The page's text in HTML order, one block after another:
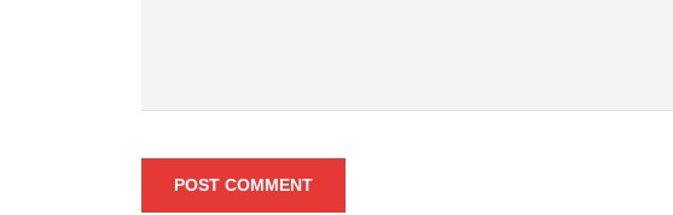
POST COMMENT